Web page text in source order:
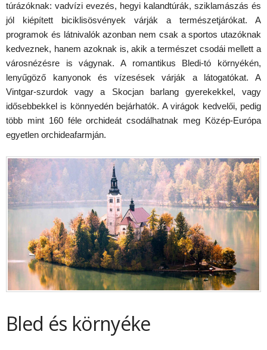
túrázóknak: vadvízi evezés, hegyi kalandtúrák, sziklamászás és
jól kiépített biciklisösvények várják a természetjárókat. A
programok és látnivalók azonban nem csak a sportos utazóknak
kedveznek, hanem azoknak is, akik a természet csodái mellett a
városnézésre is vágynak. A romantikus Bledi-tó környékén,
lenyűgöző kanyonok és vízesések várják a látogatókat. A
Vintgar-szurdok vagy a Skocjan barlang gyerekekkel, vagy
idősebbekkel is könnyedén bejárhatók. A virágok kedvelői, pedig
több mint 160 féle orchideát csodálhatnak meg Közép-Európa
egyetlen orchideafarmján.
Bled és környéke